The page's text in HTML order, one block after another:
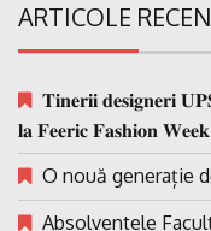
ARTICOLE
𝐓𝐢𝐧𝐞𝐫𝐢𝐢 𝐝𝐞𝐬𝐢𝐠𝐧𝐞𝐫𝐢
𝐥𝐚 𝐅𝐞𝐞𝐫𝐢𝐜 𝐅𝐚𝐬𝐡𝐢𝐨𝐧
O nouă generație
Absolventele